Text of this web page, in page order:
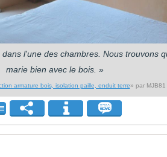
l'une des chambres. Nous trouvons
marie bien avec le bois. »
armature bois, isolation paille, enduit terre» par MJB81